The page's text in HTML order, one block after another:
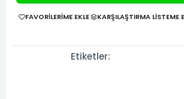
FAVORILERIME EKLE KARŞILAŞTIRMA LISTEME
Etiketler: